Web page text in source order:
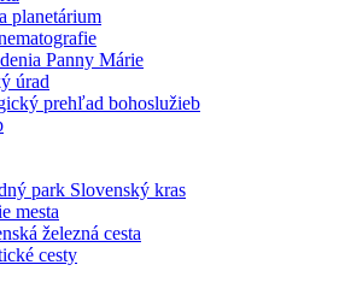
planetárium
Panny Márie
úrad
prehľad bohoslužieb
park Slovenský kras
mesta
železná cesta
cesty